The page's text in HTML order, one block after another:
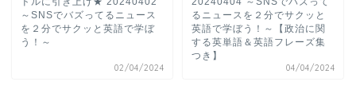
～SNSでバズってるニュース
を２分でサクッと英語で学ぼ
う！～
02/04/2024
るニュースを２分でサクッと
英語で学ぼう！～【政治に関
する英単語＆英語フレーズ集
つき】
04/04/2024